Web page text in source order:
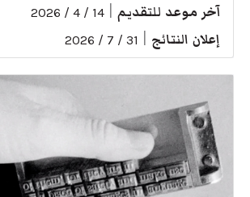
آخر موعد للتقديم 14 / 4 / 2026
إعلان النتائج 31 / 7 / 2026